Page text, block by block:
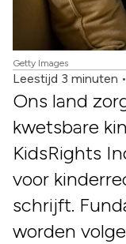
Getty Images
Leestijd 3 minuten •
Ons land
kwetsbare
KidsRights
voor
schrijft.
worden